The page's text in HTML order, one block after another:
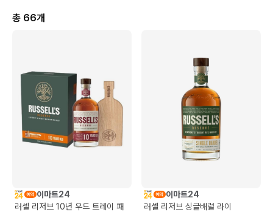
총 66개
이마트24
러셀 리저브 10년 우드 트레이 패
이마트24
러셀 리저브 싱글배럴 라이